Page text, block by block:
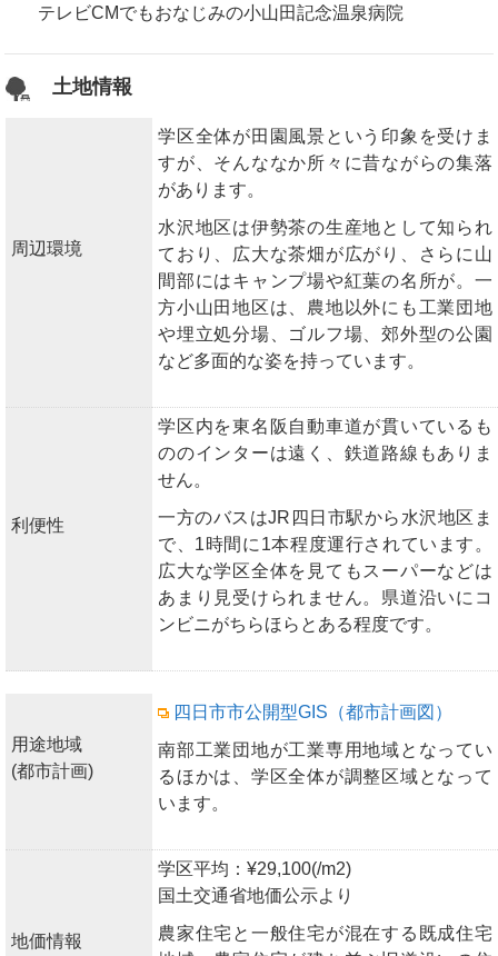
テレビCMでもおなじみの小山田記念温泉病院
土地情報
周辺環境
学区全体が田園風景という印象を受けま
すが、そんななか所々に昔ながらの集落
があります。
水沢地区は伊勢茶の生産地として知られ
ており、広大な茶畑が広がり、さらに山
間部にはキャンプ場や紅葉の名所が。一
方小山田地区は、農地以外にも工業団地
や埋立処分場、ゴルフ場、郊外型の公園
など多面的な姿を持っています。
利便性
学区内を東名阪自動車道が貫いているも
ののインターは遠く、鉄道路線もありま
せん。
一方のバスはJR四日市駅から水沢地区ま
で、1時間に1本程度運行されています。
広大な学区全体を見てもスーパーなどは
あまり見受けられません。県道沿いにコ
ンビニがちらほらとある程度です。
用途地域
(都市計画)
四日市市公開型GIS（都市計画図）
南部工業団地が工業専用地域となってい
るほかは、学区全体が調整区域となって
います。
地価情報
学区平均：¥29,100(/m2)
国土交通省地価公示より
農家住宅と一般住宅が混在する既成住宅